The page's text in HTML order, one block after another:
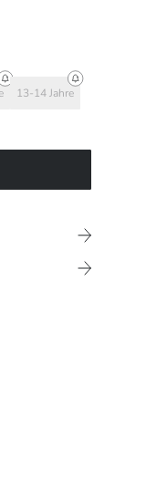
13-14 Jahre